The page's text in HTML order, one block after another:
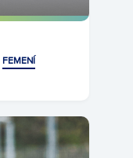
FEMENÍ